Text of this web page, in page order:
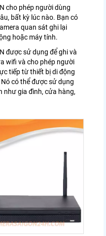
cho phép người dùng
bất kỳ lúc nào. Bạn có
quan sát ghi lại
hoặc máy tính.
được sử dụng để ghi và
wifi và cho phép người
tiếp từ thiết bị di động
có thể được sử dụng
như gia đình, cửa hàng,